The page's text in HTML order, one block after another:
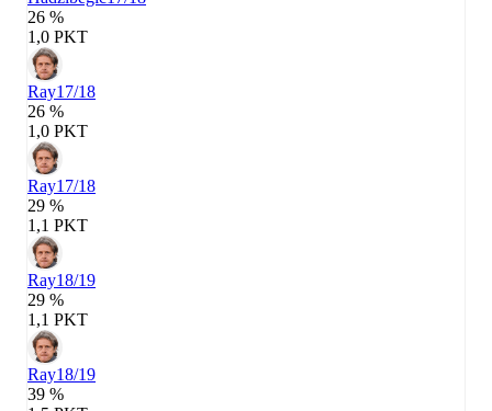
26 %
1,0 PKT
Ray17/18
26 %
1,0 PKT
Ray17/18
29 %
1,1 PKT
Ray18/19
29 %
1,1 PKT
Ray18/19
39 %